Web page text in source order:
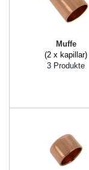
Muffe
(2 x kapillar)
3 Produkte